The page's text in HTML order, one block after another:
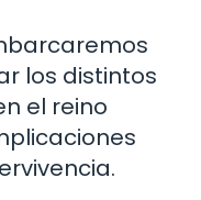
los distintos
el reino